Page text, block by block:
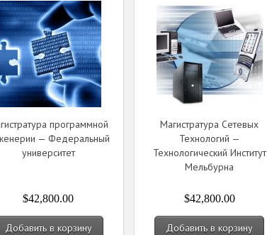
программной
— Федеральный
университет
$42,800.00
Добавить в корзину
Магистратура Сетевых
Технологий —
Технологический Институт
Мельбурна
$42,800.00
Добавить в корзину